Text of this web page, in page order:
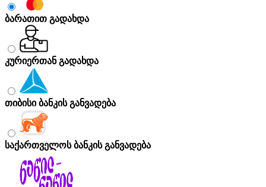
ბარათით გადახდა
კურიერთან გადახდა
თიბისი ბანკის განვადება
საქართველოს ბანკის განვადება